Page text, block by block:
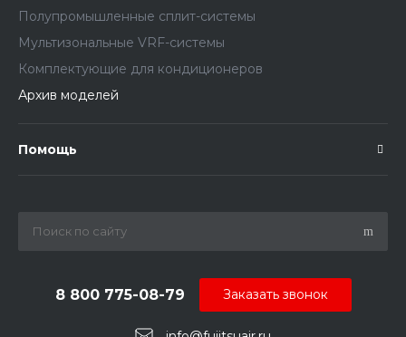
Полупромышленные сплит-системы
Мультизональные VRF-системы
Комплектующие для кондиционеров
Архив моделей
Помощь
8 800 775-08-79 Заказать звонок